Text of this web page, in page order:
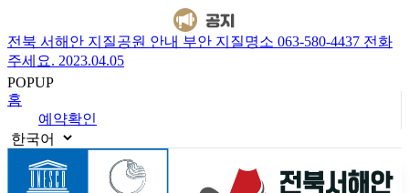
전북 서해안 지질공원 안내 부안 지질명소 063-580-4437 전화
주세요. 2023.04.05
POPUP
홈
예약확인